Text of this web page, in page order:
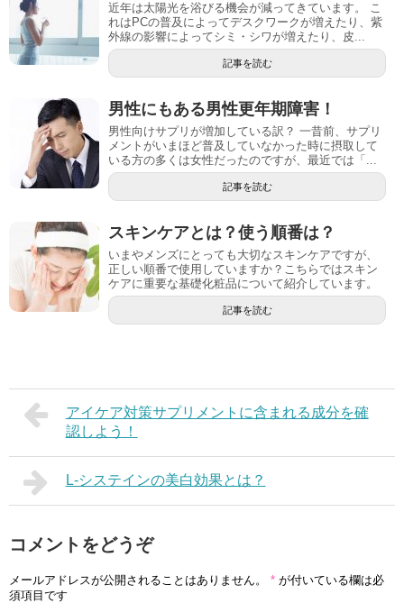
近年は太陽光を浴びる機会が減ってきています。 こ
れはPCの普及によってデスクワークが増えたり、紫
外線の影響によってシミ・シワが増えたり、皮...
記事を読む
男性にもある男性更年期障害！
男性向けサプリが増加している訳？ 一昔前、サプリ
メントがいまほど普及していなかった時に摂取して
いる方の多くは女性だったのですが、最近では「...
記事を読む
スキンケアとは？使う順番は？
いまやメンズにとっても大切なスキンケアですが、
正しい順番で使用していますか？こちらではスキン
ケアに重要な基礎化粧品について紹介しています。
記事を読む
アイケア対策サプリメントに含まれる成分を確
認しよう！
L-システインの美白効果とは？
コメントをどうぞ
メールアドレスが公開されることはありません。 * が付いている欄は必
須項目です